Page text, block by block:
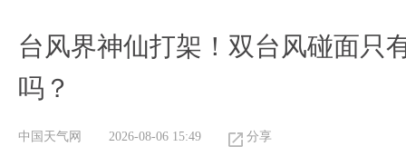
台风界神仙打架！双台风碰面只
吗？
中国天气网 2026-08-06 15:49 分享